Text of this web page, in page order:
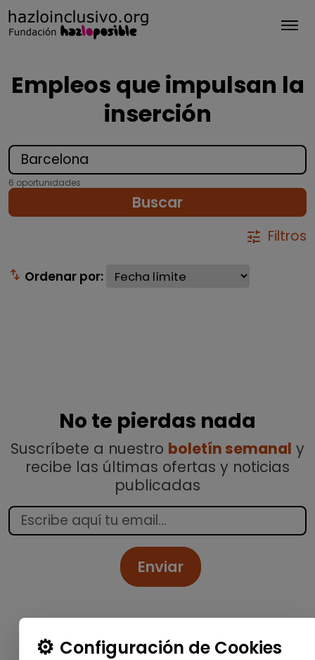
Empleos que impulsan la
inserción
6 oportunidades
Buscar
tune Filtros
swap_vert Ordenar por:
No te pierdas nada
Suscríbete a nuestro boletín semanal y
recibe las últimas ofertas y noticias
publicadas
Enviar
Configuración de Cookies